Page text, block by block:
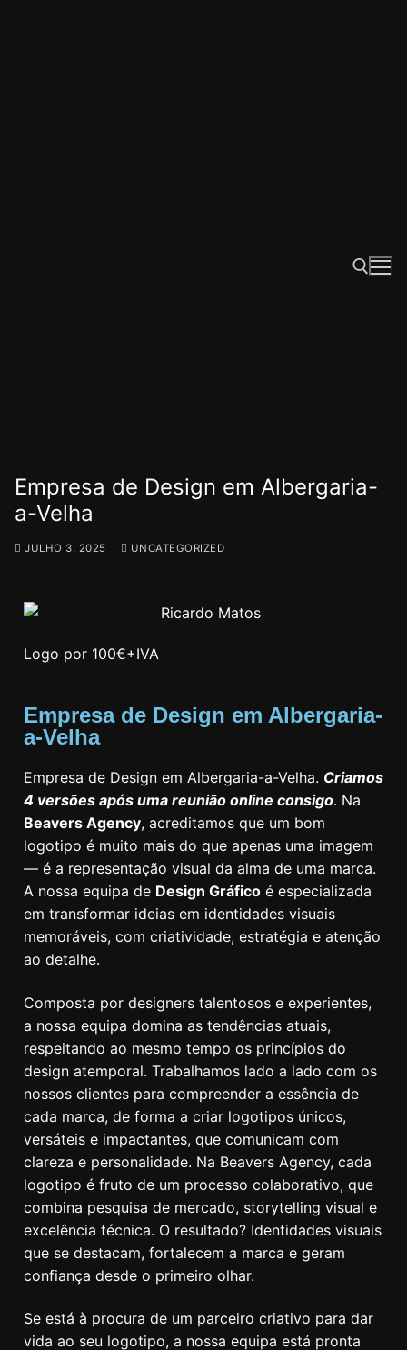
Empresa de Design em Albergaria-
a-Velha
JULHO 3, 2025 UNCATEGORIZED
Logo por 100€+IVA
Empresa de Design em Albergaria-
a-Velha
Empresa de Design em Albergaria-a-Velha. Criamos
4 versões após uma reunião online consigo. Na
Beavers Agency, acreditamos que um bom
logotipo é muito mais do que apenas uma imagem
— é a representação visual da alma de uma marca.
A nossa equipa de Design Gráfico é especializada
em transformar ideias em identidades visuais
memoráveis, com criatividade, estratégia e atenção
ao detalhe.
Composta por designers talentosos e experientes,
a nossa equipa domina as tendências atuais,
respeitando ao mesmo tempo os princípios do
design atemporal. Trabalhamos lado a lado com os
nossos clientes para compreender a essência de
cada marca, de forma a criar logotipos únicos,
versáteis e impactantes, que comunicam com
clareza e personalidade. Na Beavers Agency, cada
logotipo é fruto de um processo colaborativo, que
combina pesquisa de mercado, storytelling visual e
excelência técnica. O resultado? Identidades visuais
que se destacam, fortalecem a marca e geram
confiança desde o primeiro olhar.
Se está à procura de um parceiro criativo para dar
vida ao seu logotipo, a nossa equipa está pronta